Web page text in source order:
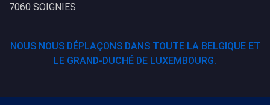
7060 SOIGNIES
NOUS NOUS DÉPLAÇONS DANS TOUTE LA BELGIQUE ET
LE GRAND-DUCHÉ DE LUXEMBOURG.